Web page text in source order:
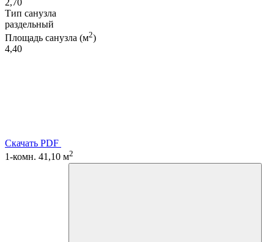
2,70
Тип санузла
раздельный
Площадь санузла (м2)
4,40
Скачать PDF
1-комн. 41,10 м2